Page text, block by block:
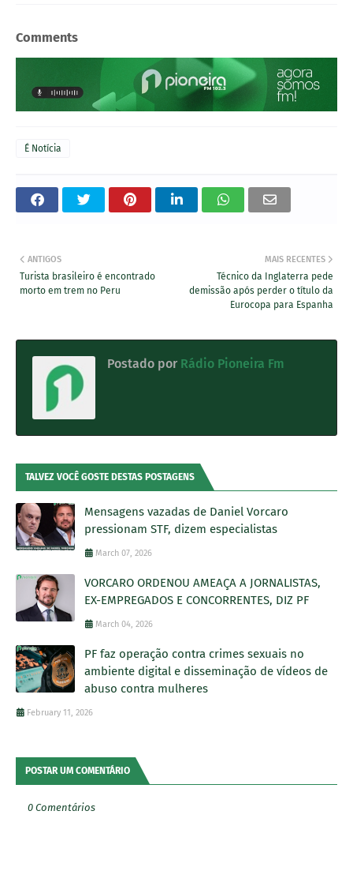
Comments
É Notícia
MAIS RECENTES
Técnico da Inglaterra pede
demissão após perder o título da
Eurocopa para Espanha
ANTIGOS
Turista brasileiro é encontrado
morto em trem no Peru
Postado por Rádio Pioneira Fm
TALVEZ VOCÊ GOSTE DESTAS POSTAGENS
Mensagens vazadas de Daniel Vorcaro
pressionam STF, dizem especialistas
March 07, 2026
VORCARO ORDENOU AMEAÇA A JORNALISTAS,
EX-EMPREGADOS E CONCORRENTES, DIZ PF
March 04, 2026
PF faz operação contra crimes sexuais no
ambiente digital e disseminação de vídeos de
abuso contra mulheres
February 11, 2026
POSTAR UM COMENTÁRIO
0 Comentários